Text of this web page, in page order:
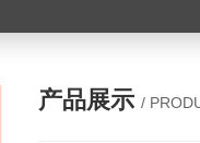
产品展示 /